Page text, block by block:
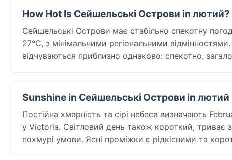
How Hot Is Сейшельські Острови in лютий?
Сейшельські Острови має стабільно спекотну
27°C, з мінімальними регіональними
відчуваються приблизно однаково: спекотно,
Sunshine in Сейшельські Острови in лютий
Постійна хмарність та сірі небеса визначають
у Victoria. Світловий день також короткий, триває з
похмурі умови. Ясні проміжки є рідкісними та